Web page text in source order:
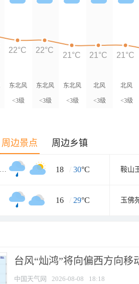
东北风
<3级
东北风
<3级
东北风
<3级
北风
<3级
北风
<3级
22°C 22°C
21°C 21°C 21°C
周边景点 周边乡镇
汤岗子温泉旅游度假区 18 / 30°C 鞍山
16 / 29°C 玉佛
台风“灿鸿”将向偏西方向移
中国天气网 2026-08-08 18:18